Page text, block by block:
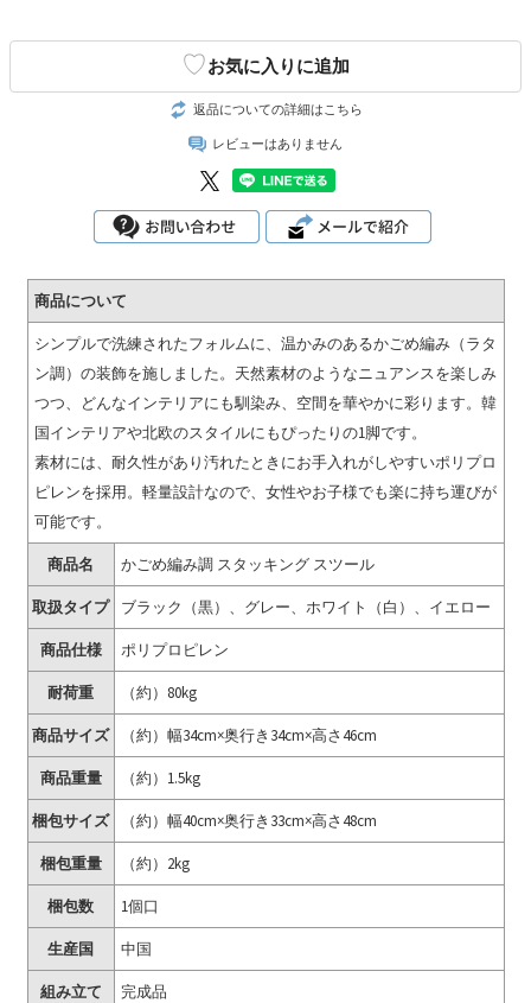
♡お気に入りに追加
返品についての詳細はこちら
レビューはありません
商品について
シンプルで洗練されたフォルムに、温かみのあるかごめ編み（ラタ
ン調）の装飾を施しました。天然素材のようなニュアンスを楽しみ
つつ、どんなインテリアにも馴染み、空間を華やかに彩ります。韓
国インテリアや北欧のスタイルにもぴったりの1脚です。
素材には、耐久性があり汚れたときにお手入れがしやすいポリプロ
ピレンを採用。軽量設計なので、女性やお子様でも楽に持ち運びが
可能です。
商品名 かごめ編み調 スタッキング スツール
取扱タイプ ブラック（黒）、グレー、ホワイト（白）、イエロー
商品仕様 ポリプロピレン
耐荷重 （約）80kg
商品サイズ （約）幅34cm×奥行き34cm×高さ46cm
商品重量 （約）1.5kg
梱包サイズ （約）幅40cm×奥行き33cm×高さ48cm
梱包重量 （約）2kg
梱包数 1個口
生産国 中国
組み立て
完成品